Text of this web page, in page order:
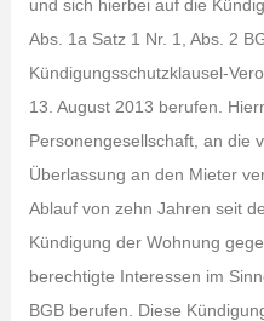
und sich hierbei auf die
Abs. 1a Satz 1 Nr. 1, Abs. 2
Kündigungsschutzklausel-
13. August 2013 berufen.
Personengesellschaft, an die
Überlassung an den Mieter
Ablauf von zehn Jahren seit
Kündigung der Wohnung
berechtigte Interessen im
BGB berufen. Diese